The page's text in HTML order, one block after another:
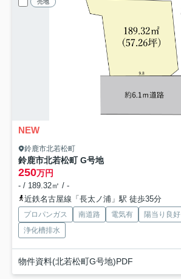
売地
NEW
鈴鹿市北若松町
鈴鹿市北若松町 G号地
250万円
- / 189.32㎡ / -
近鉄名古屋線「長太ノ浦」駅 徒歩35分
プロパンガス 南道路 電気有 陽当り良好
浄化槽排水
物件資料(北若松町G号地)PDF